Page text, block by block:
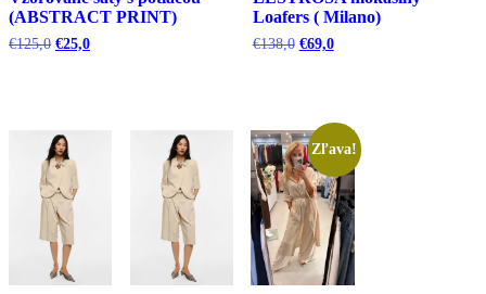
(ABSTRACT PRINT)
€125,0 Pôvodná
€25,0Aktuálna
Loafers ( Milano)
€138,0 Pôvodná
€69,0Aktuálna
Zľava!